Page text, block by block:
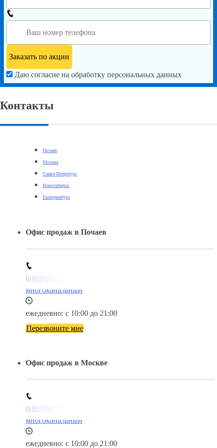
Даю согласие на обработку персональных данных
Контакты
Почаев
Москва
Санкт-Петербург
Новосибирск
Екатеринбург
Офис продаж в Почаев
8(800)9797043
многоканальный
ежедневно: с 10:00 до 21:00
Перезвоните мне
Офис продаж в Москве
8(800)9797043
многоканальный
ежедневно: с 10:00 до 21:00